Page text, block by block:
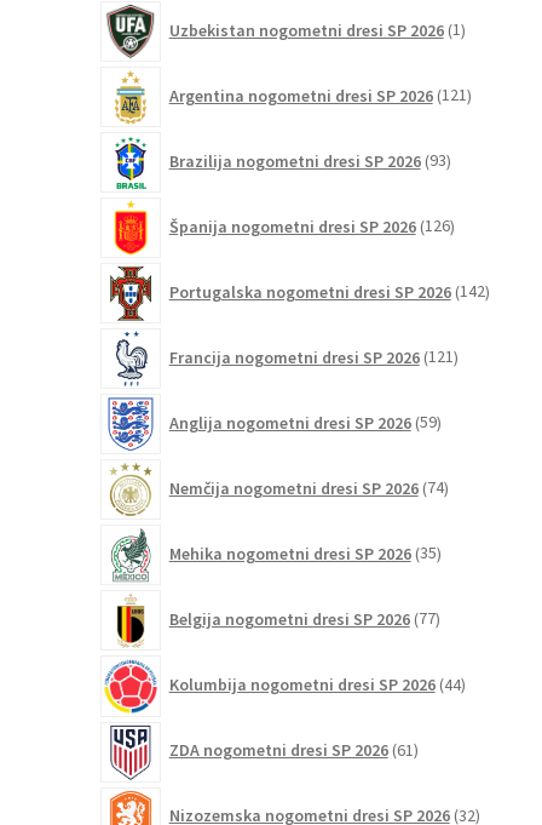
Uzbekistan nogometni dresi SP 2026 1izdelek
Argentina nogometni dresi SP 2026 121izdelkov
Brazilija nogometni dresi SP 2026 93izdelkov
Španija nogometni dresi SP 2026 126izdelkov
Portugalska nogometni dresi SP 2026 142
Francija nogometni dresi SP 2026 121izdelkov
Anglija nogometni dresi SP 2026 59izdelkov
Nemčija nogometni dresi SP 2026 74izdelkov
Mehika nogometni dresi SP 2026 35izdelkov
Belgija nogometni dresi SP 2026 77izdelkov
Kolumbija nogometni dresi SP 2026 44izdelkov
ZDA nogometni dresi SP 2026 61izdelkov
Nizozemska nogometni dresi SP 2026 32